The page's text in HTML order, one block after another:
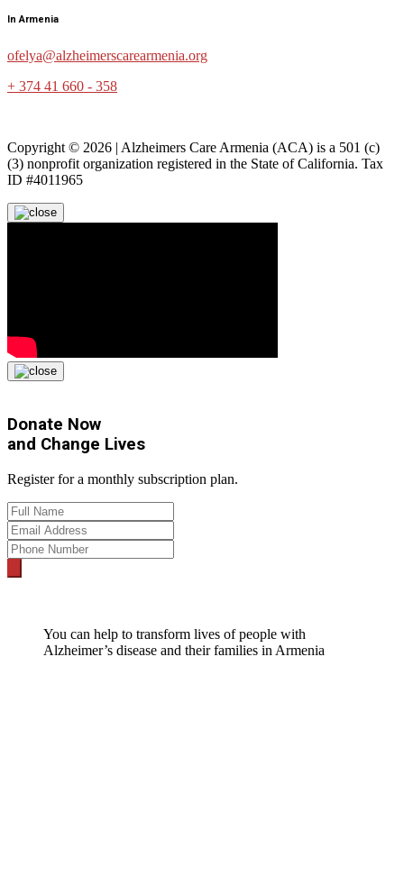
In Armenia
ofelya@alzheimerscarearmenia.org
+ 374 41 660 - 358
Copyright © 2026 | Alzheimers Care Armenia (ACA) is a 501 (c)
(3) nonprofit organization registered in the State of California. Tax
ID #4011965
Donate Now
and Change Lives
Register for a monthly subscription plan.
You can help to transform lives of people with
Alzheimer’s disease and their families in Armenia